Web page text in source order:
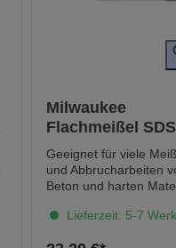
Milwaukee
Flachmeißel
25 mm breite
Geeignet für viele
und Abbrucharbeiten
Beton und harten
Lieferzeit: 5-7